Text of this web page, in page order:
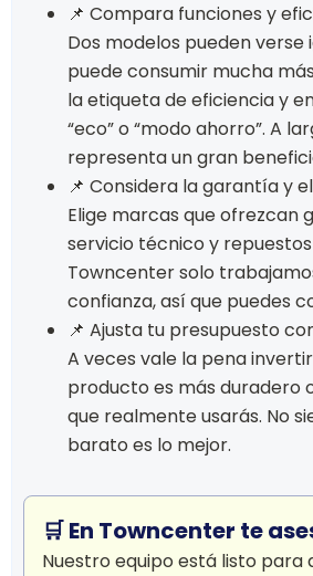
📌 Compara funciones y
Dos modelos pueden verse
puede consumir mucha
la etiqueta de eficiencia y
“eco” o “modo ahorro”. A
representa un gran
📌 Considera la garantía y
Elige marcas que ofrezcan
servicio técnico y
Towncenter solo
confianza, así que puedes
📌 Ajusta tu presupuesto
A veces vale la pena
producto es más duradero
que realmente usarás. No
barato es lo mejor.
🛒 En Towncenter te
Nuestro equipo está listo para